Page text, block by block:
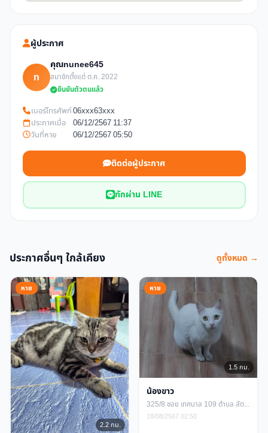
ผู้ประกาศ
n
คุณnunee645
สมาชิกตั้งแต่ ต.ค. 2022
ยืนยันตัวตนแล้ว
เบอร์โทรศัพท์06xxx63xxx
ประกาศเมื่อ
06/12/2567 11:37
วันที่หาย
06/12/2567 05:50
ติดต่อผู้ประกาศ
ทักผ่าน LINE
ประกาศอื่นๆ ใกล้เคียง ดูทั้งหมด →
หาย
2.2 กม.
หาย
1.5 กม.
น้องขาว
325/8 ซอย เทศบาล 109 ตำบล สัตหีบ อำเภอสัตหีบ ชลบุรี
18/08/2567 02:50